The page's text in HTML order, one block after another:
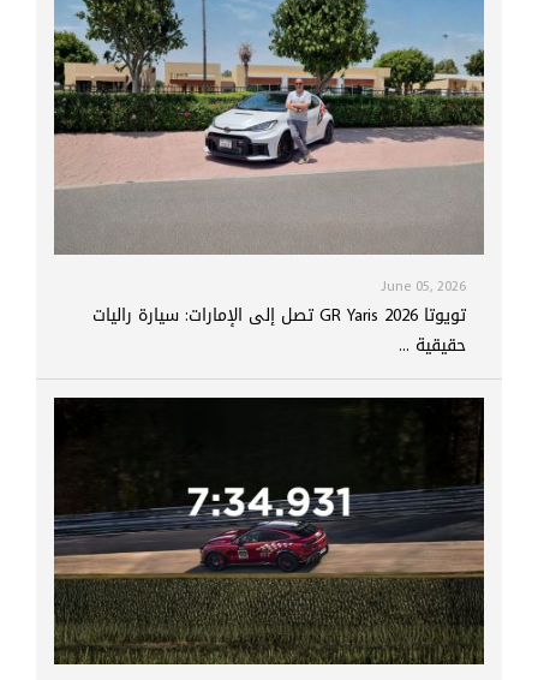
June 05, 2026
تويوتا GR Yaris 2026 تصل إلى الإمارات: سيارة راليات
حقيقية ...